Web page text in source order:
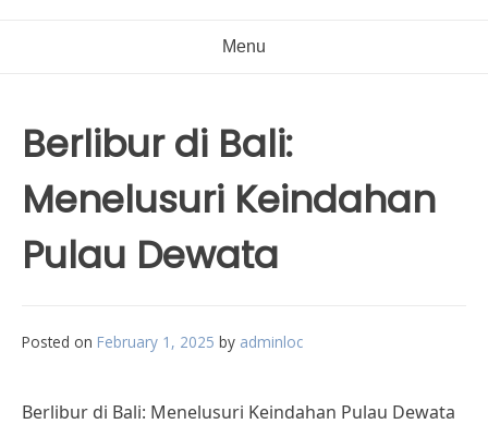
Menu
Berlibur di Bali:
Menelusuri Keindahan
Pulau Dewata
Posted on February 1, 2025 by adminloc
Berlibur di Bali: Menelusuri Keindahan Pulau Dewata